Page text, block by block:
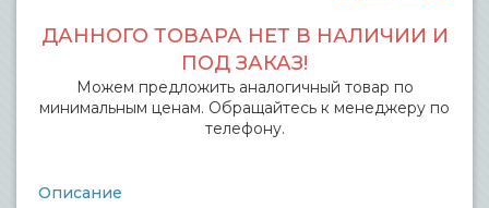
ДАННОГО ТОВАРА НЕТ В НАЛИЧИИ И
ПОД ЗАКАЗ!
Можем предложить аналогичный товар по
минимальным ценам. Обращайтесь к менеджеру по
телефону.
Описание